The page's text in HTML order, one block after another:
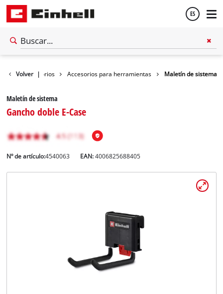
ES
Volver |
Accesorios Accesorios para herramientas Maletín de sistema
Maletín de sistema
Gancho doble E-Case
Nº de artículo:4540063 EAN:4006825688405